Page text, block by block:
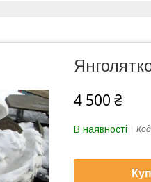
4 500 ₴
В наявності